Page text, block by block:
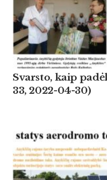
Svarsto, kaip
33, 2022-04-30)